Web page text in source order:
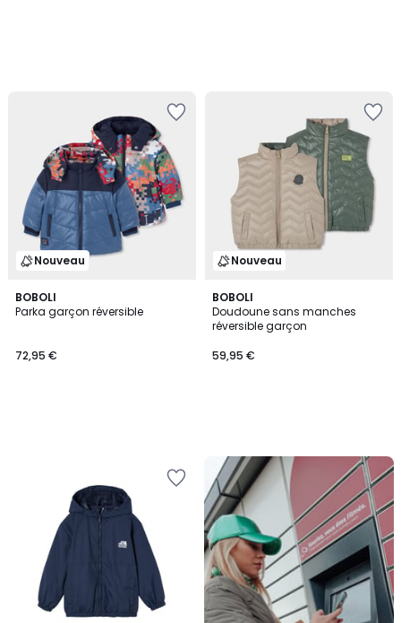
Nouveau
BOBOLI
Parka garçon réversible
72,95 €
Nouveau
BOBOLI
Doudoune sans manches
réversible garçon
59,95 €
Nouveau
Livraison
en
Locker
Mondial
Relay